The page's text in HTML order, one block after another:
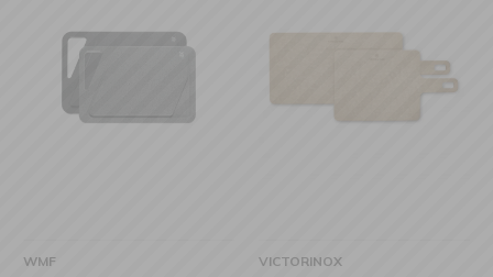
WMF VICTORINOX